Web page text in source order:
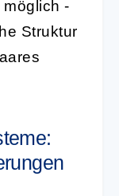
-
Struktur